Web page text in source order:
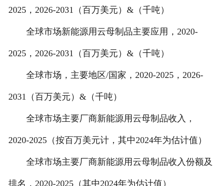
2025，2026-2031（百万美元）&（千吨）
全球市场新能源用云母制品主要应用，2020-
2025，2026-2031（百万美元）&（千吨）
全球市场，主要地区/国家，2020-2025，2026-
2031（百万美元）&（千吨）
全球市场主要厂商新能源用云母制品收入，
2020-2025（按百万美元计，其中2024年为估计值）
全球市场主要厂商新能源用云母制品收入份额及
排名，2020-2025（其中2024年为估计值）